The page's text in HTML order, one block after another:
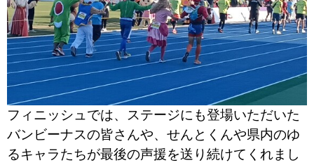
フィニッシュでは、ステージにも登場いただいた
バンビーナスの皆さんや、せんとくんや県内のゆ
るキャラたちが最後の声援を送り続けてくれまし